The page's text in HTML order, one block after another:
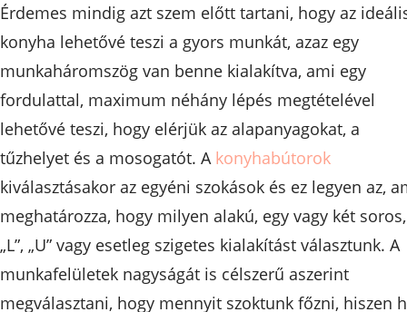
Érdemes mindig azt szem előtt tartani, hogy az
konyha lehetővé teszi a gyors munkát, azaz egy
munkaháromszög van benne kialakítva, ami egy
fordulattal, maximum néhány lépés megtételével
lehetővé teszi, hogy elérjük az alapanyagokat, a
tűzhelyet és a mosogatót. A konyhabútorok
kiválasztásakor az egyéni szokások és ez legyen az,
meghatározza, hogy milyen alakú, egy vagy két soros,
„L”, „U” vagy esetleg szigetes kialakítást választunk. A
munkafelületek nagyságát is célszerű aszerint
megválasztani, hogy mennyit szoktunk főzni, hiszen